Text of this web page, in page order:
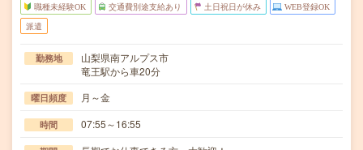
職種未経験OK 交通費別途支給あり 土日祝日が休み WEB登録OK
派遣
勤務地
山梨県南アルプス市
竜王駅から車20分
曜日頻度 月～金
時間 07:55～16:55